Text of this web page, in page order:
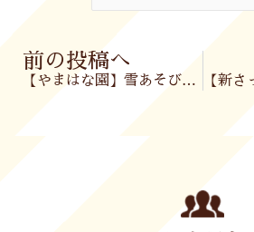
Prev
前の投稿へ
【やまはな園】雪あそび⛄・ねんどあそび✨